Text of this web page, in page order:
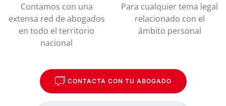
Contamos con una
extensa red de abogados
en todo el territorio
nacional
Para cualquier tema legal
relacionado con el
ámbito personal
CONTACTA CON TU ABOGADO